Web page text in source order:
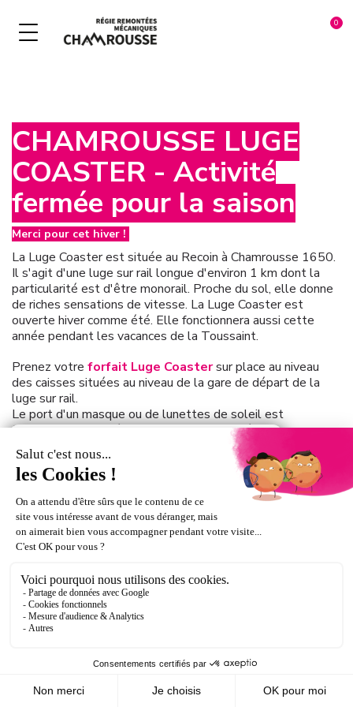
CHAMROUSSE LUGE
COASTER - Activité
fermée pour la saison
Merci pour cet hiver !
La Luge Coaster est située au Recoin à Chamrousse 1650.
Il s'agit d'une luge sur rail longue d'environ 1 km dont la
particularité est d'être monorail. Proche du sol, elle donne
de riches sensations de vitesse. La Luge Coaster est
ouverte hiver comme été. Elle fonctionnera aussi cette
année pendant les vacances de la Toussaint.
Prenez votre forfait Luge Coastersur place au niveau
des caisses situées au niveau de la gare de départ de la
luge sur rail.
Le port d'un masque ou de lunettes de soleil est
fortement conseillé pour pratiquer l'activité.
Toutes les activités Luge Park sont ouvertes lors des
soirées ski nocturne.
- 1 descente 8€
- 5 descentes + 1 descente offerte 35€
- 10 descentes + 2 descente offertes 65€
Photo souvenir 4€ / personne
A partir du 6 décembre 2025.
Pour des informations complémentaires, visitez le
site web de la station Chamrousse
Rappel : en montagne, hiver comme été, la météo peut
MULTIPASS
ADRENALINE PARK
DEVAL' PARK
PANORAMIC PARK
BIKE PARK
LUGE COASTER
À LA JOURNÉE
COURT SÉJOUR
SÉJOUR 5 JOURS ET +
TÉLÉPISTES
SAISON & ANNÉE
ADRENALINE PARK
LUGE PARK
LUGE COASTER
PANORAMIC PARK
WINTER PASS